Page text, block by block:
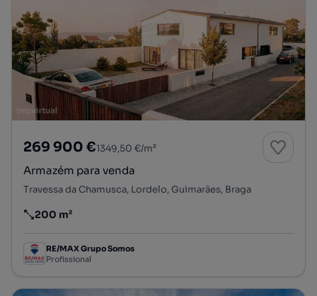
269 900 €1349,50 €/m²
Armazém para venda
Travessa da Chamusca, Lordelo, Guimarães, Braga
Preço por metro quadrado
200 m²
RE/MAX Grupo Somos
Profissional